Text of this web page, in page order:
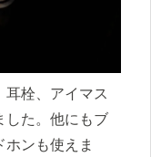
耳栓、アイマス
した。他にもブ
ンも使えま